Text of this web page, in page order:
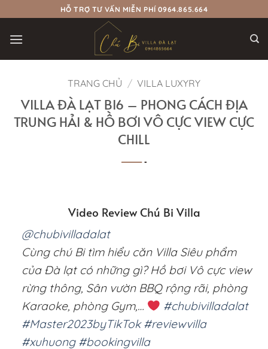
qua
nội
HỖ TRỢ TƯ VẤN MIỄN PHÍ 0964.865.664
TRANG CHỦ / VILLA LUXYRY
VILLA ĐÀ LẠT BI6 – PHONG CÁCH ĐỊA
TRUNG HẢI & HỒ BƠI VÔ CỰC VIEW CỰC
CHILL
Video Review Chú Bi Villa
@chubivilladalat
Cùng chú Bi tìm hiểu căn Villa Siêu phẩm
của Đà lạt có những gì? Hồ bơi Vô cực view
rừng thông, Sân vườn BBQ rộng rãi, phòng
Karaoke, phòng Gym,…
#chubivilladalat
#Master2023byTikTok #reviewvilla
#xuhuong #bookingvilla